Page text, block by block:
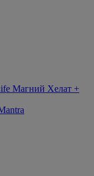
Магний Хелат +